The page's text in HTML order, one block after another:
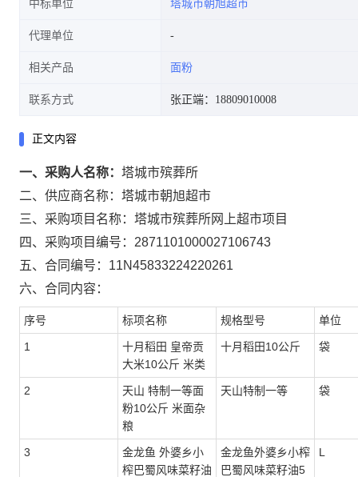
中标单位 塔城市朝旭超市
代理单位
相关产品 面粉
联系方式 张正端：18809010008
正文内容
一、采购人名称： 塔城市殡葬所
二、供应商名称： 塔城市朝旭超市
三、采购项目名称： 塔城市殡葬所网上超市项目
四、采购项目编号： 2871101000027106743
五、合同编号： 11N45833224220261
六、合同内容：
序号 标项名称 规格型号 单位
1
十月稻田 皇帝贡
大米10公斤 米类
十月稻田10公斤 袋
2
天山 特制一等面
粉10公斤 米面杂
粮
天山特制一等 袋
3
金龙鱼 外婆乡小
榨巴蜀风味菜籽油
金龙鱼外婆乡小榨
巴蜀风味菜籽油5
L